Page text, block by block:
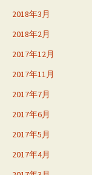
2018年3月
2018年2月
2017年12月
2017年11月
2017年7月
2017年6月
2017年5月
2017年4月